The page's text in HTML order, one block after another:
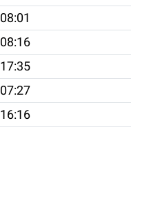
08:01
08:16
17:35
07:27
16:16